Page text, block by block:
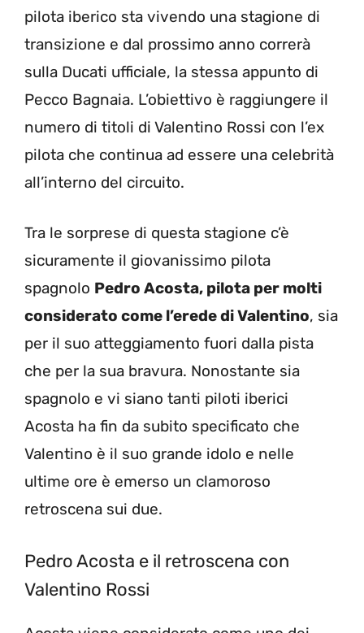
pilota iberico sta vivendo una stagione di
transizione e dal prossimo anno correrà
sulla Ducati ufficiale, la stessa appunto di
Pecco Bagnaia. L’obiettivo è raggiungere il
numero di titoli di Valentino Rossi con l’ex
pilota che continua ad essere una celebrità
all’interno del circuito.
Tra le sorprese di questa stagione c’è
sicuramente il giovanissimo pilota
spagnolo Pedro Acosta, pilota per molti
considerato come l’erede di Valentino, sia
per il suo atteggiamento fuori dalla pista
che per la sua bravura. Nonostante sia
spagnolo e vi siano tanti piloti iberici
Acosta ha fin da subito specificato che
Valentino è il suo grande idolo e nelle
ultime ore è emerso un clamoroso
retroscena sui due.
Pedro Acosta e il retroscena con
Valentino Rossi